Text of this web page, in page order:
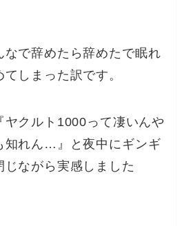
なで辞めたら辞めたで眠れ
しまった訳です。
ヤクルト1000って凄いんや
れん…』と夜中にギンギ
じながら実感しました